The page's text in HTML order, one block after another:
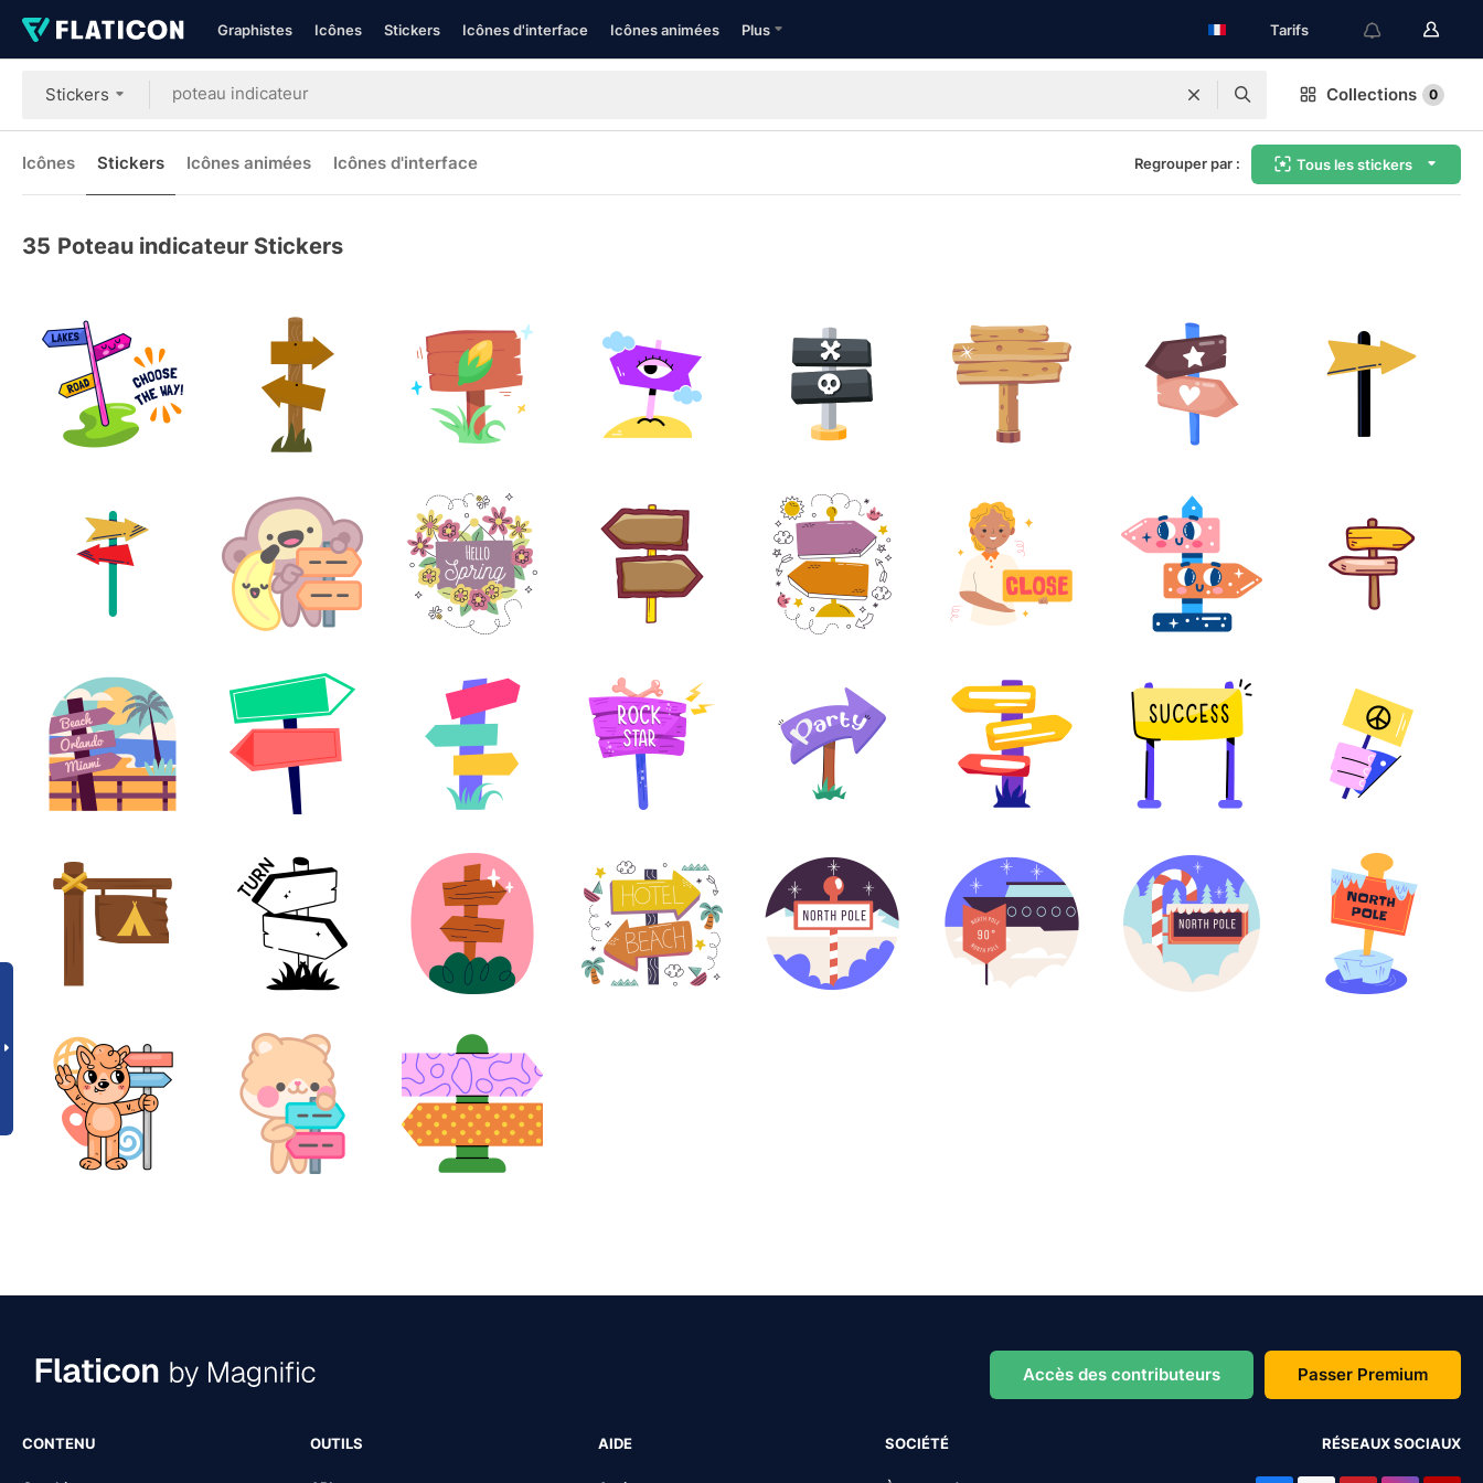
Graphistes Icônes Stickers Icônes d'interface Icônes animées Plus Tarifs
Stickers Collections 0
Icônes Stickers Icônes animées Icônes d'interface Regrouper par : Tous les stickers
35 Poteau indicateur Stickers
Accès des contributeurs Passer Premium
CONTENU OUTILS AIDE SOCIÉTÉ RÉSEAUX SOCIAUX